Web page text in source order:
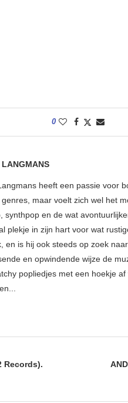
0
LANGMANS
heeft een passie voor
maar voelt zich wel het
synthpop en de wat
plekje in zijn hart voor wat
en is hij ook steeds op zoek
en opwindende wijze de
popliedjes met een hoekje
Records).